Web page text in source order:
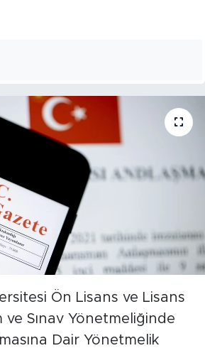
Ön Lisans ve Lisans
ve Sınav Yönetmeliğinde
Dair Yönetmelik